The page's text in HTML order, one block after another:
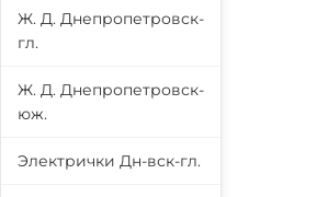
Ж. Д. Днепропетровск-
гл.
Ж. Д. Днепропетровск-
юж.
Электрички Дн-вск-гл.